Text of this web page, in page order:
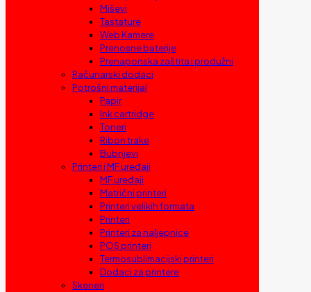
Miševi
Tastature
Web Kamere
Prenosne baterije
Prenaponska zaštita i produžni
Računarski dodaci
Potrošni materijal
Papir
Ink cartridge
Toneri
Ribon trake
Bubnjevi
Printeri i MF uređaji
MF uređaji
Matrični printeri
Printeri velikih formata
Printeri
Printeri za naljepnice
POS printeri
Termosublimacijski printeri
Dodaci za printere
Skeneri